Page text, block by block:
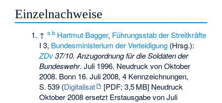
Einzelnachweise
↑a b Hartmut Bagger, Führungsstab der Streitkräfte
I 3, Bundesministerium der Verteidigung (Hrsg.):
ZDv37/10. Anzugordnung für die Soldaten der
Bundeswehr. Juli 1996. Neudruck von Oktober
2008. Bonn 16. Juli 2008, 4 Kennzeichnungen,
S.539 (Digitalisat [PDF;3,5MB] Neudruck
Oktober 2008 ersetzt Erstausgabe von Juli